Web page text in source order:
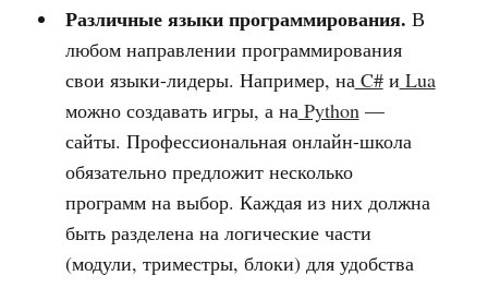
Различные языки программирования. В
любом направлении программирования
свои языки-лидеры. Например, на C#и Lua
можно создавать игры, а на Python —
сайты. Профессиональная онлайн-школа
обязательно предложит несколько
программ на выбор. Каждая из них должна
быть разделена на логические части
(модули, триместры, блоки) для удобства